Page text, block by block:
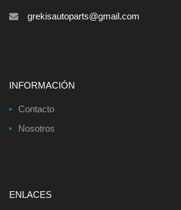
grekisautoparts@gmail.com
INFORMACIÓN
Contacto
Nosotros
ENLACES